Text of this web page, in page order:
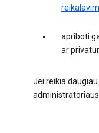
apriboti
ar
Jei reikia